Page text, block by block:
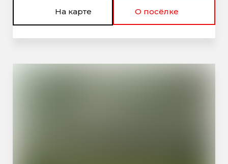
На карте О посёлке